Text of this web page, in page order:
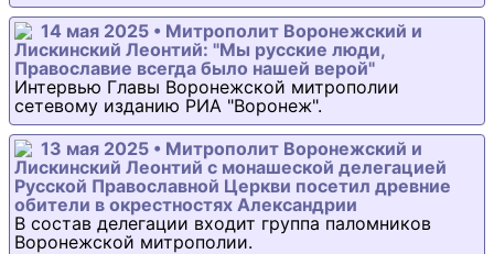
14 мая 2025 • Митрополит Воронежский и
Лискинский Леонтий: "Мы русские люди,
Православие всегда было нашей верой"
Интервью Главы Воронежской митрополии
сетевому изданию РИА "Воронеж".
13 мая 2025 • Митрополит Воронежский и
Лискинский Леонтий с монашеской делегацией
Русской Православной Церкви посетил древние
обители в окрестностях Александрии
В состав делегации входит группа паломников
Воронежской митрополии.